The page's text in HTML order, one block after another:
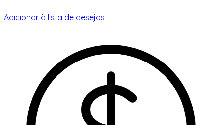
Adicionar à lista de desejos